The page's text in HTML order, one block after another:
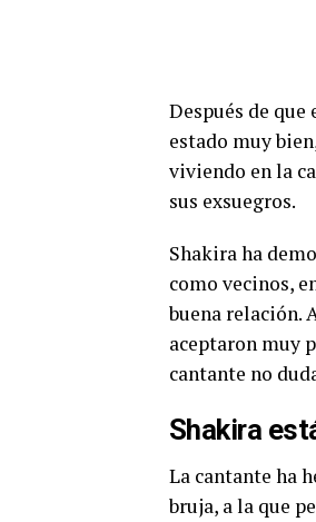
Después de
estado muy
viviendo en la
sus exsuegros.
Shakira ha
como vecinos,
buena relación.
aceptaron muy
cantante no
Shakira
La cantante ha
bruja, a la que